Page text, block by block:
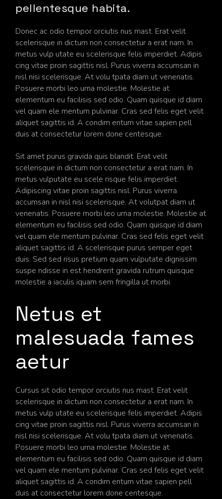
pellentesque habita.
Donec ac odio tempor orciutis nus mast. Erat velit
scelerisque in dictum non consectetur a erat nam. In
metus vulp utate eu scelerisque felis imperdiet. Adipis
cing vitae proin sagittis nisl. Purus viverra accumsan in
nisl nisi scelerisque. At volu tpata diam ut venenatis.
Posuere morbi leo urna molestie. Molestie at
elementum eu facilisis sed odio. Quam quisque id diam
vel quam ele mentum pulvinar. Cras sed felis eget velit
aliquet sagittis id. A condim entum vitae sapien pell
duis at consectetur lorem done centesque.
Sit amet purus gravida quis blandit. Erat velit
scelerisque in dictum non consectetur a erat nam. In
metus vulputate eu scele risque felis imperdiet.
Adipiscing vitae proin sagittis nisl. Purus viverra
accumsan in nisl nisi scelerisque. At volutpat diam ut
venenatis. Posuere morbi leo urna molestie. Molestie at
elementum eu facilisis sed odio. Quam quisque id diam
vel quam ele mentum pulvinar. Cras sed felis eget velit
aliquet sagittis id. A scelerisque purus semper eget
duis. Sed sed risus pretium quam vulputate dignissim
suspe ndisse in est hendrerit gravida rutrum quisque
molestie a iaculis iquam sem fringilla ut morbi.
Netus et
malesuada fames
aetur
Cursus sit odio tempor orciutis nus mast. Erat velit
scelerisque in dictum non consectetur a erat nam. In
metus vulp utate eu scelerisque felis imperdiet. Adipis
cing vitae proin sagittis nisl. Purus viverra accumsan in
nisl nisi scelerisque. At volu tpata diam ut venenatis.
Posuere morbi leo urna molestie. Molestie at
elementum eu facilisis sed odio. Quam quisque id diam
vel quam ele mentum pulvinar. Cras sed felis eget velit
aliquet sagittis id. A condim entum vitae sapien pell
duis at consectetur lorem done centesque.